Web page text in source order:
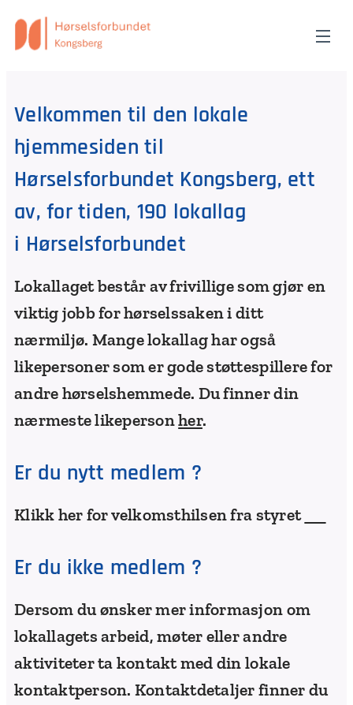
Velkommen til den lokale
hjemmesiden til
Hørselsforbundet Kongsberg, ett
av, for tiden, 190 lokallag
i Hørselsforbundet
Lokallaget består av frivillige som gjør en
viktig jobb for hørselssaken i ditt
nærmiljø. Mange lokallag har også
likepersoner som er gode støttespillere for
andre hørselshemmede. Du finner din
nærmeste likepersonher.
Er du nytt medlem ?
Klikk her for velkomsthilsen fra styret
Er du ikke medlem ?
Dersom du ønsker mer informasjon om
lokallagets arbeid, møter eller andre
aktiviteter ta kontakt med din lokale
kontaktperson. Kontaktdetaljer finner du